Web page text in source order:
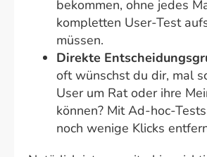
bekommen, ohne jedes
kompletten User-Test
müssen.
Direkte
oft wünschst du dir, mal
User um Rat oder ihre
können? Mit Ad-hoc-
noch wenige Klicks